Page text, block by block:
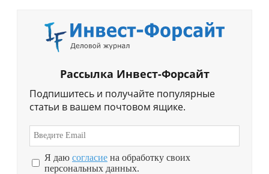
Рассылка Инвест-Форсайт
Подпишитесь и получайте популярные
статьи в вашем почтовом ящике.
Я даю согласие на обработку своих
персональных данных.